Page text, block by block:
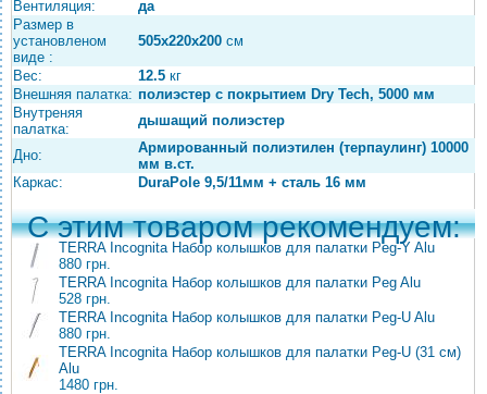
Вентиляция:
да
Размер в
установленом
виде :
505х220х200 см
Вес: 12.5 кг
Внешняя палатка: полиэстер с покрытием Dry Tech, 5000 мм
Внутреняя
палатка:
дышащий полиэстер
Дно:
Армированный полиэтилен (терпаулинг) 10000
мм в.ст.
Каркас:
DuraPole 9,5/11мм + сталь 16 мм
С этим товаром рекомендуем:
TERRA Incognita Набор колышков для палатки Peg-Y Alu
880 грн.
TERRA Incognita Набор колышков для палатки Peg Alu
528 грн.
TERRA Incognita Набор колышков для палатки Peg-U Alu
880 грн.
TERRA Incognita Набор колышков для палатки Peg-U (31 см)
Alu
1480 грн.